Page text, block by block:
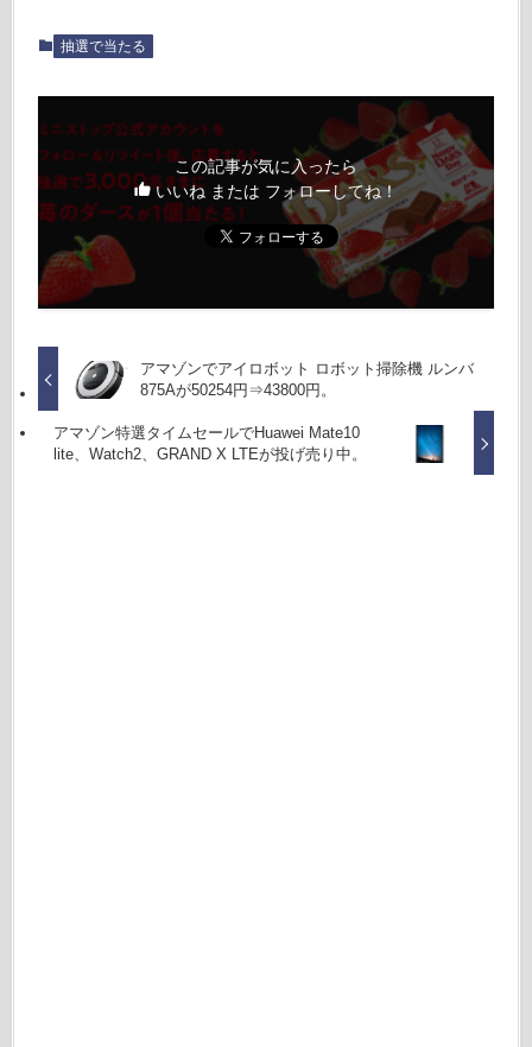
抽選で当たる
この記事が気に入ったら
いいね または フォローしてね！
アマゾンでアイロボット ロボット掃除機 ルンバ
875Aが50254円⇒43800円。
アマゾン特選タイムセールでHuawei Mate10
lite、Watch2、GRAND X LTEが投げ売り中。